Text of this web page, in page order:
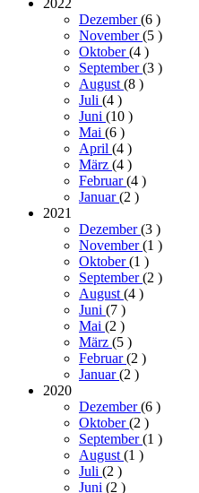
2022
Dezember(6 )
November(5 )
Oktober(4 )
September(3 )
August (8 )
Juli (4 )
Juni (10 )
Mai (6 )
April (4 )
März (4 )
Februar(4 )
Januar(2 )
2021
Dezember(3 )
November(1 )
Oktober(1 )
September(2 )
August (4 )
Juni (7 )
Mai (2 )
März (5 )
Februar(2 )
Januar(2 )
2020
Dezember(6 )
Oktober(2 )
September(1 )
August (1 )
Juli (2 )
Juni (2 )